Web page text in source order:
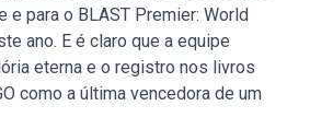
e para o BLAST Premier: World
ano. E é claro que a equipe
eterna e o registro nos livros
como a última vencedora de um